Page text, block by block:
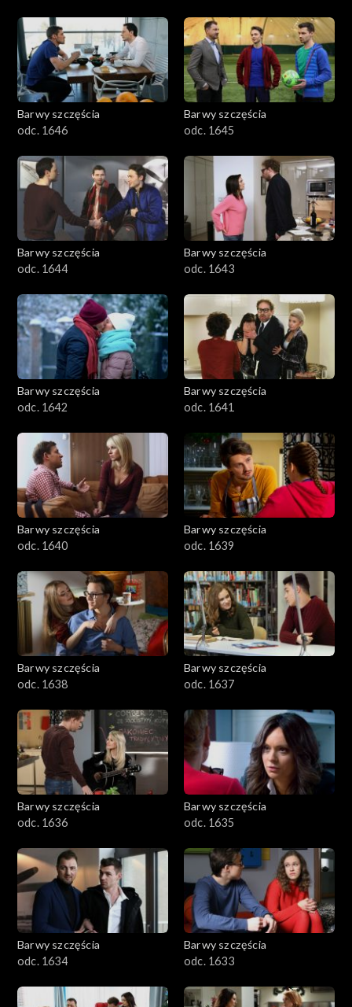
Barwy szczęścia
odc. 1646
Barwy szczęścia
odc. 1645
Barwy szczęścia
odc. 1644
Barwy szczęścia
odc. 1643
Barwy szczęścia
odc. 1642
Barwy szczęścia
odc. 1641
Barwy szczęścia
odc. 1640
Barwy szczęścia
odc. 1639
Barwy szczęścia
odc. 1638
Barwy szczęścia
odc. 1637
Barwy szczęścia
odc. 1636
Barwy szczęścia
odc. 1635
Barwy szczęścia
odc. 1634
Barwy szczęścia
odc. 1633